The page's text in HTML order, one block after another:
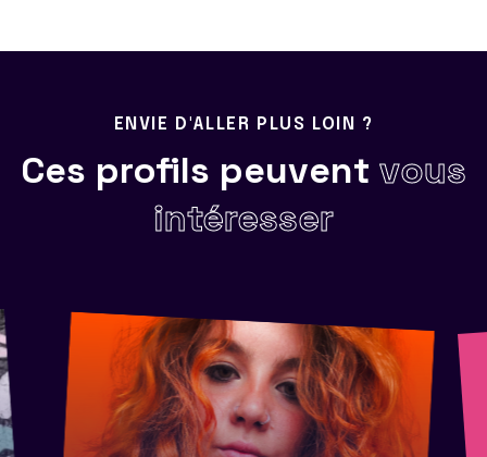
ENVIE D'ALLER PLUS LOIN ?
Ces profils peuvent vous
intéresser